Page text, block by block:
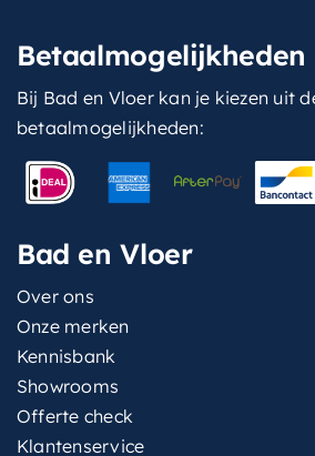
Betaalmogelijkheden
Bij Bad en Vloer kan je kiezen uit
betaalmogelijkheden:
Bad en Vloer
Over ons
Onze merken
Kennisbank
Showrooms
Offerte check
Klantenservice